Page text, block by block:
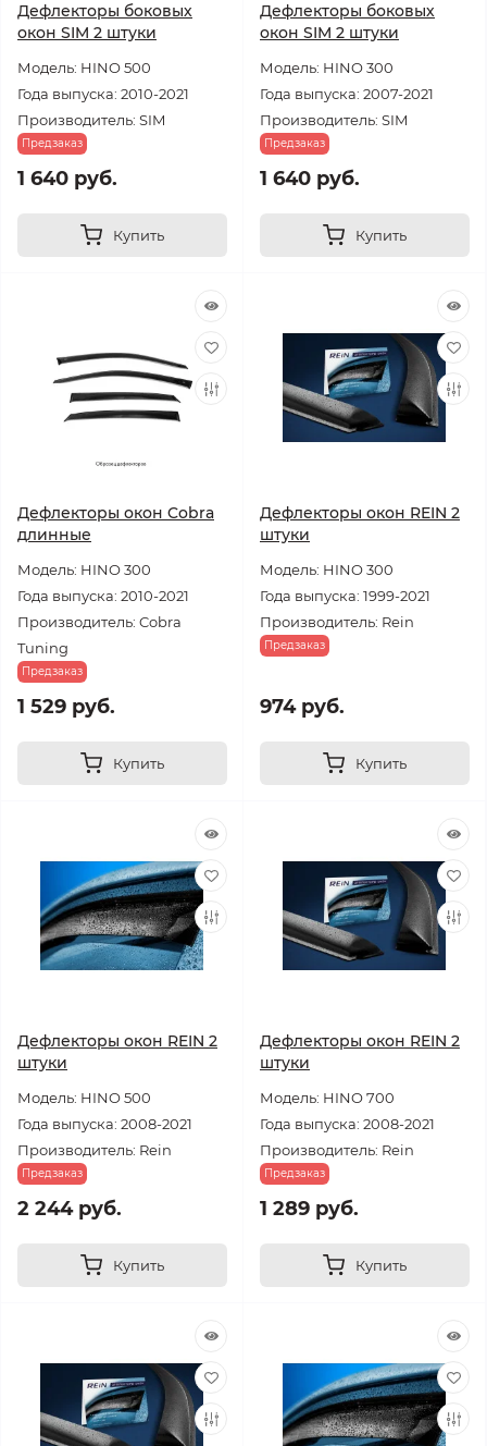
Дефлекторы боковых
окон SIM 2 штуки
Модель: HINO 500
Года выпуска: 2010-2021
Производитель: SIM
Предзаказ
1 640 руб.
Купить
Дефлекторы боковых
окон SIM 2 штуки
Модель: HINO 300
Года выпуска: 2007-2021
Производитель: SIM
Предзаказ
1 640 руб.
Купить
Дефлекторы окон Cobra
длинные
Модель: HINO 300
Года выпуска: 2010-2021
Производитель: Cobra
Tuning
Предзаказ
1 529 руб.
Купить
Дефлекторы окон REIN 2
штуки
Модель: HINO 300
Года выпуска: 1999-2021
Производитель: Rein
Предзаказ
974 руб.
Купить
Дефлекторы окон REIN 2
штуки
Модель: HINO 500
Года выпуска: 2008-2021
Производитель: Rein
Предзаказ
2 244 руб.
Купить
Дефлекторы окон REIN 2
штуки
Модель: HINO 700
Года выпуска: 2008-2021
Производитель: Rein
Предзаказ
1 289 руб.
Купить